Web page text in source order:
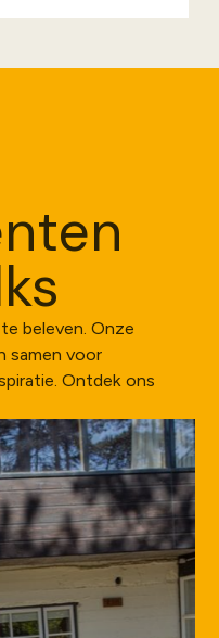
beleven. Onze
samen voor
Ontdek ons